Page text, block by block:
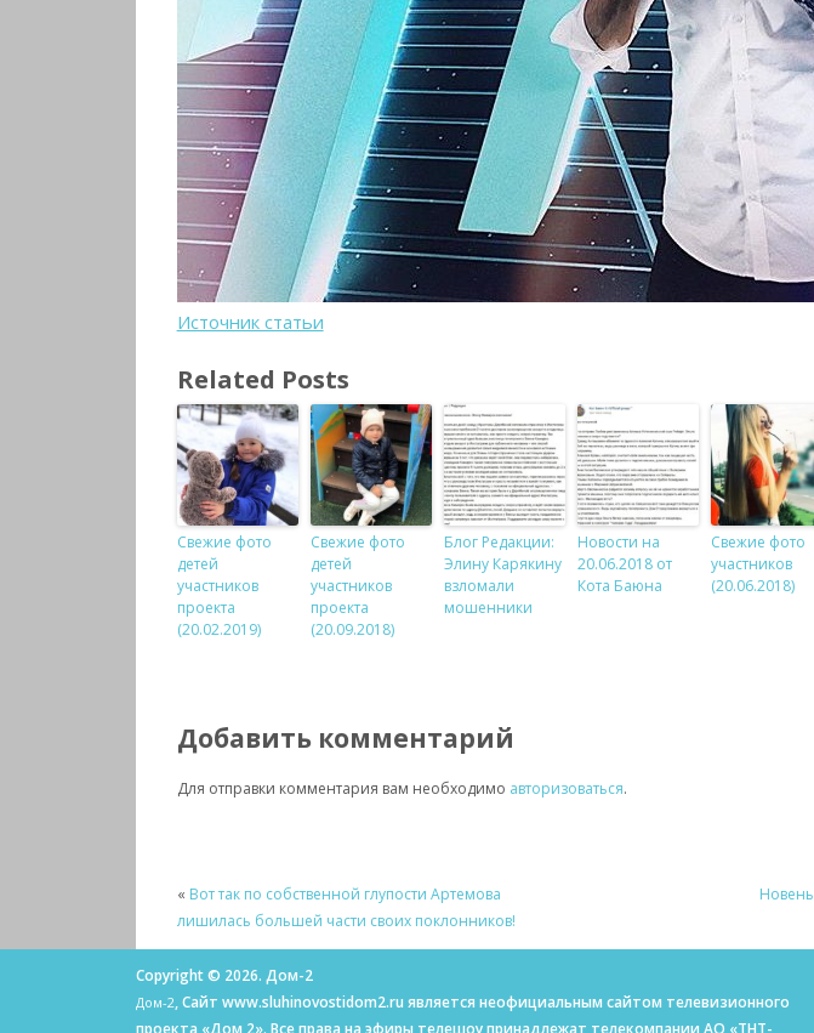
Источник статьи
Related Posts
Свежие фото
детей
участников
проекта
(20.02.2019)
Свежие фото
детей
участников
проекта
(20.09.2018)
Блог Редакции:
Элину Карякину
взломали
мошенники
Новости на
20.06.2018 от
Кота Баюна
Свежие фото
участников
(20.06.2018)
Добавить комментарий
Для отправки комментария вам необходимо авторизоваться.
« Вот так по собственной глупости Артемова
лишилась большей части своих поклонников!
Copyright © 2026. Дом-2
Дом-2, Сайт www.sluhinovostidom2.ru является неофициальным сайтом телевизионного